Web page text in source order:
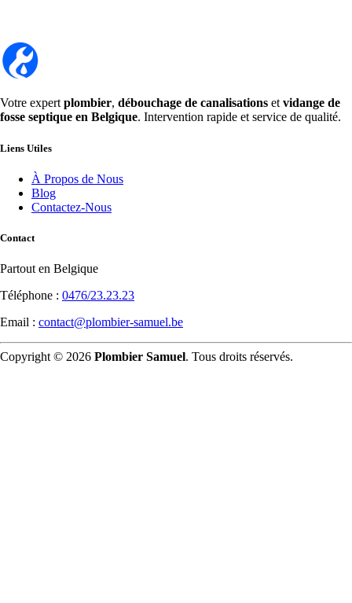
Votre expert plombier, débouchage de canalisations et vidange de
fosse septique en Belgique. Intervention rapide et service de qualité.
Liens Utiles
À Propos de Nous
Blog
Contactez-Nous
Contact
Partout en Belgique
Téléphone : 0476/23.23.23
Email : contact@plombier-samuel.be
Copyright © 2026 Plombier Samuel. Tous droits réservés.